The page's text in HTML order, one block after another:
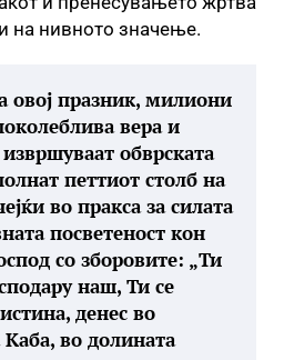
на нивното значење.
овој празник, милиони
вера и
извршуваат обврската
петтиот столб на
во пракса за силата
посветеност кон
со зборовите: „Ти
наш, Ти се
денес во
Каба, во долината